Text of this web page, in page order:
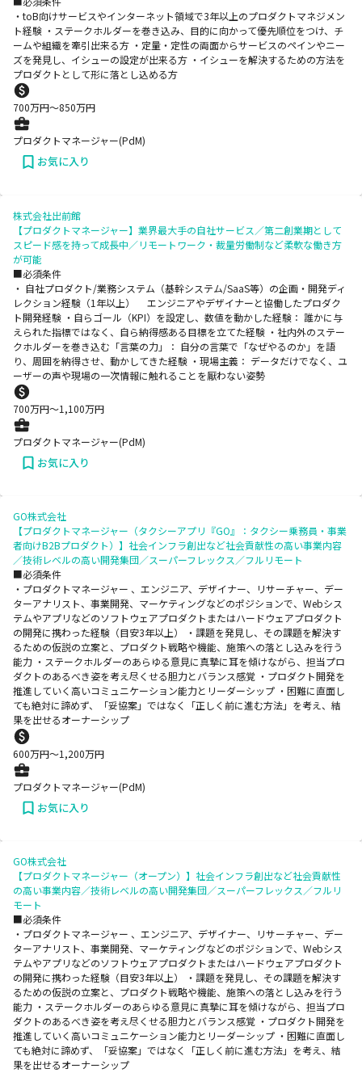
・toB向けサービスやインターネット領域で3年以上のプロダクトマネジメン
ト経験 ・ステークホルダーを巻き込み、目的に向かって優先順位をつけ、チ
ームや組織を牽引出来る方 ・定量・定性の両面からサービスのペインやニー
ズを発見し、イシューの設定が出来る方 ・イシューを解決するための方法を
プロダクトとして形に落とし込める方
700万円〜850万円
プロダクトマネージャー(PdM)
お気に入り
株式会社出前館
【プロダクトマネージャー】業界最大手の自社サービス／第二創業期として
スピード感を持って成長中／リモートワーク・裁量労働制など柔軟な働き方
が可能
■必須条件
・ 自社プロダクト/業務システム（基幹システム/SaaS等）の企画・開発ディ
レクション経験（1年以上） エンジニアやデザイナーと協働したプロダク
ト開発経験 ・自らゴール（KPI）を設定し、数値を動かした経験： 誰かに与
えられた指標ではなく、自ら納得感ある目標を立てた経験 ・社内外のステー
クホルダーを巻き込む「言葉の力」： 自分の言葉で「なぜやるのか」を語
り、周囲を納得させ、動かしてきた経験 ・現場主義： データだけでなく、ユ
ーザーの声や現場の一次情報に触れることを厭わない姿勢
700万円〜1,100万円
プロダクトマネージャー(PdM)
お気に入り
GO株式会社
【プロダクトマネージャー（タクシーアプリ『GO』：タクシー乗務員・事業
者向けB2Bプロダクト）】社会インフラ創出など社会貢献性の高い事業内容
／技術レベルの高い開発集団／スーパーフレックス／フルリモート
■必須条件
・プロダクトマネージャー 、エンジニア、デザイナー、リサーチャー、デー
ターアナリスト、事業開発、マーケティングなどのポジションで、Webシス
テムやアプリなどのソフトウェアプロダクトまたはハードウェアプロダクト
の開発に携わった経験（目安3年以上） ・課題を発見し、その課題を解決す
るための仮説の立案と、プロダクト戦略や機能、施策への落とし込みを行う
能力 ・ステークホルダーのあらゆる意見に真摯に耳を傾けながら、担当プロ
ダクトのあるべき姿を考え尽くせる胆力とバランス感覚 ・プロダクト開発を
推進していく高いコミュニケーション能力とリーダーシップ ・困難に直面し
ても絶対に諦めず、「妥協案」ではなく「正しく前に進む方法」を考え、結
果を出せるオーナーシップ
600万円〜1,200万円
プロダクトマネージャー(PdM)
お気に入り
GO株式会社
【プロダクトマネージャー（オープン）】社会インフラ創出など社会貢献性
の高い事業内容／技術レベルの高い開発集団／スーパーフレックス／フルリ
モート
■必須条件
・プロダクトマネージャー 、エンジニア、デザイナー、リサーチャー、デー
ターアナリスト、事業開発、マーケティングなどのポジションで、Webシス
テムやアプリなどのソフトウェアプロダクトまたはハードウェアプロダクト
の開発に携わった経験（目安3年以上） ・課題を発見し、その課題を解決す
るための仮説の立案と、プロダクト戦略や機能、施策への落とし込みを行う
能力 ・ステークホルダーのあらゆる意見に真摯に耳を傾けながら、担当プロ
ダクトのあるべき姿を考え尽くせる胆力とバランス感覚 ・プロダクト開発を
推進していく高いコミュニケーション能力とリーダーシップ ・困難に直面し
ても絶対に諦めず、「妥協案」ではなく「正しく前に進む方法」を考え、結
果を出せるオーナーシップ